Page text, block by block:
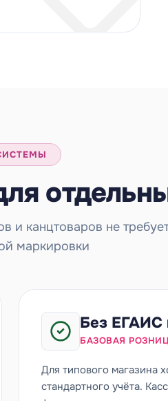
и канцтоваров не
маркировки
Без ЕГАИС
БАЗОВАЯ
Для типового магазина
стандартного учёта.